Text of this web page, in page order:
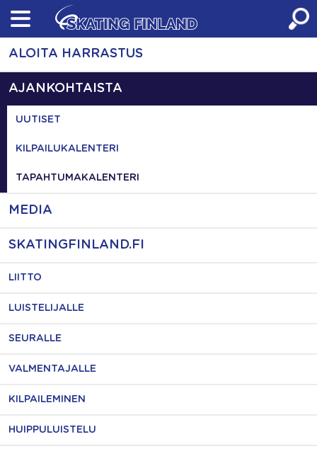
Skip
content
ALOITA HARRASTUS
AJANKOHTAISTA
UUTISET
KILPAILUKALENTERI
TAPAHTUMAKALENTERI
MEDIA
SKATINGFINLAND.FI
LIITTO
LUISTELIJALLE
SEURALLE
VALMENTAJALLE
KILPAILEMINEN
HUIPPULUISTELU